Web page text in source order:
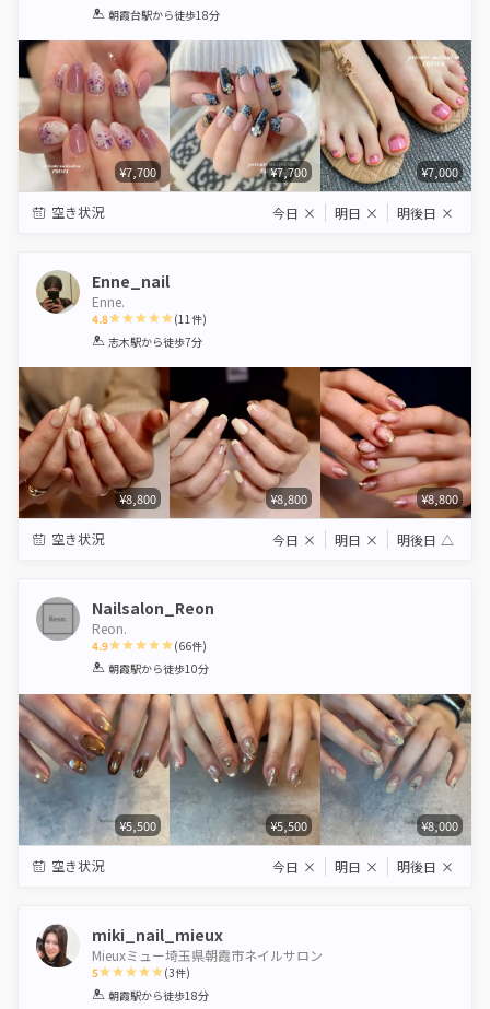
1 2 3 4 5
朝霞台駅から徒歩18分
¥7,700 ¥7,700 ¥7,000
空き状況 今日 × 明日 × 明後日 ×
Enne_nail
Enne.
4.8
1 2 3 4 5
(11件)
志木駅から徒歩7分
¥8,800 ¥8,800 ¥8,800
空き状況 今日 × 明日 × 明後日 △
Nailsalon_Reon
Reon.
4.9
1 2 3 4 5
(66件)
朝霞駅から徒歩10分
¥5,500 ¥5,500 ¥8,000
空き状況 今日 × 明日 × 明後日 ×
miki_nail_mieux
Mieuxミュー埼玉県朝霞市ネイルサロン
5
1 2 3 4 5
(3件)
朝霞駅から徒歩18分